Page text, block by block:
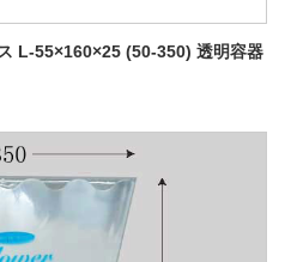
L-55×160×25 (50-350) 透明容器